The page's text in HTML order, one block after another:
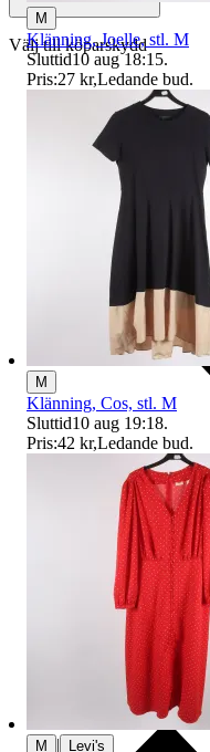
Välj till köparskydd
Ersättning om varan
M
Klänning, Joelle, stl. M
Sluttid10 aug 18:15.
Pris:27 kr,Ledande bud.
M
Klänning, Cos, stl. M
Sluttid10 aug 19:18.
Pris:42 kr,Ledande bud.
M | Levi's